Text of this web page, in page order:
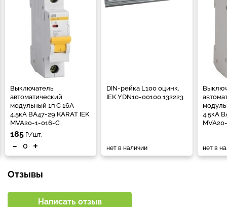
Выключатель
автоматический
модульный 1п C 16А
4.5кА ВА47-29 KARAT IEK
MVA20-1-016-C
185 ₽/шт.
- +
DIN-рейка L100 оцинк.
IEK YDN10-00100 132223
нет в наличии
4.5кА
нет в
Отзывы
Написать отзыв